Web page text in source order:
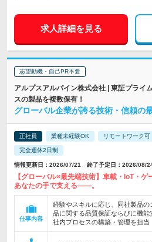
求人詳細を見る
志望動機・自己PR不要
アルプスアルパイン株式会社 | 東証プライ
スの製品を複数保有！
グローバル企業が誇る技術・信頼の
正社員 業種未経験OK リモートワーク可
完全週休2日制
情報更新日：2026/07/21 終了予定日：2026/08/
【グローバル×最先端技術】車載・IoT・
あなたの手で支える――。
仕事内容
経験やスキルに応じ、同社製品
品に関する品質保証ならびに機能
社内プロセスの構築・管理を担当